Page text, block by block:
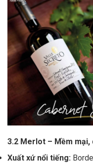
3.2 Merlot – Mềm mại,
Xuất xứ nổi tiếng: